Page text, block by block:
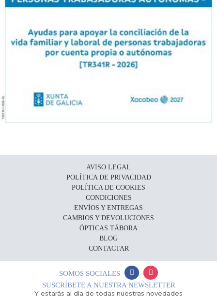
AVISO LEGAL
POLÍTICA DE PRIVACIDAD
POLÍTICA DE COOKIES
CONDICIONES
ENVÍOS Y ENTREGAS
CAMBIOS Y DEVOLUCIONES
ÓPTICAS TÁBORA
BLOG
CONTACTAR
SOMOS SOCIALES
SUSCRÍBETE A NUESTRA NEWSLETTER
Y estarás al día de todas nuestras novedades